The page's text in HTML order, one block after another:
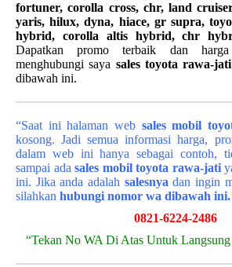
fortuner, corolla cross, chr, land
yaris, hilux, dyna, hiace, gr supra,
hybrid, corolla altis hybrid, chr
Dapatkan promo terbaik dan harga
menghubungi saya sales toyota rawa-jati
dibawah ini.
“Saat ini halaman web salesmobil
kosong. Jadi semua informasi harga,
dalam web ini hanya sebagai contoh,
sampai ada sales mobil toyota rawa-jati
ini. Jika anda adalah salesnya dan ingin
silahkan hubungi nomor wa dibawah ini.
0821-6224-2486
“Tekan No WA Di Atas Untuk